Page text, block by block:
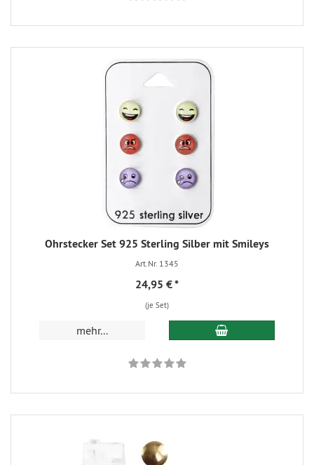
Ohrstecker Set 925 Sterling Silber mit Smileys
Art.Nr. 1345
24,95 €*
(je Set)
mehr...